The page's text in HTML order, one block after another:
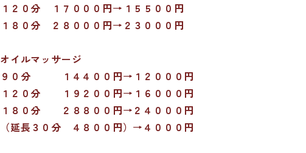
１２０分 １７０００円→１５５００円
１８０分 ２８０００円→２３０００円
オイルマッサージ
９０分 １４４００円→ １２０００円
１２０分 １９２００円→ １６０００円
１８０分 ２８８００円→２４０００円
（延長３０分 ４８００円）→４０００円